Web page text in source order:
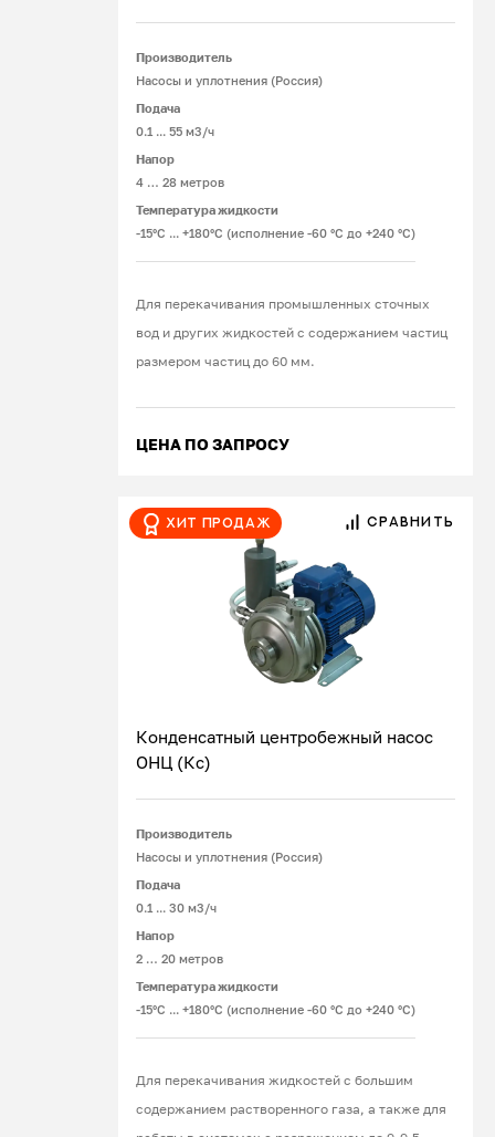
Производитель
Насосы и уплотнения (Россия)
Подача
0.1 ... 55 м3/ч
Напор
4 … 28 метров
Температура жидкости
-15°С ... +180°С (исполнение -60 °С до +240 °С)
Для перекачивания промышленных сточных
вод и других жидкостей с содержанием частиц
размером частиц до 60 мм.
ЦЕНА ПО ЗАПРОСУ
Хит продаж СРАВНИТЬ
Конденсатный центробежный насос
ОНЦ (Кс)
Производитель
Насосы и уплотнения (Россия)
Подача
0.1 ... 30 м3/ч
Напор
2 … 20 метров
Температура жидкости
-15°С ... +180°С (исполнение -60 °С до +240 °С)
Для перекачивания жидкостей с большим
содержанием растворенного газа, а также для